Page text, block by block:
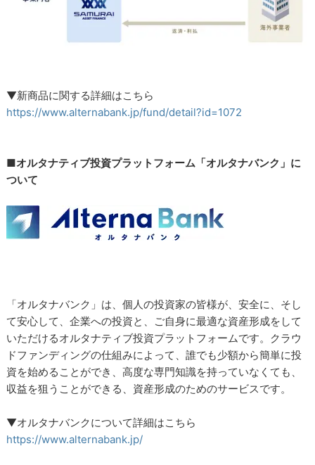
▼新商品に関する詳細はこちら
https://www.alternabank.jp/fund/detail?id=1072
■オルタナティブ投資プラットフォーム「オルタナバンク」に
ついて
「オルタナバンク」は、個人の投資家の皆様が、安全に、そし
て安心して、企業への投資と、ご自身に最適な資産形成をして
いただけるオルタナティブ投資プラットフォームです。クラウ
ドファンディングの仕組みによって、誰でも少額から簡単に投
資を始めることができ、高度な専門知識を持っていなくても、
収益を狙うことができる、資産形成のためのサービスです。
▼オルタナバンクについて詳細はこちら
https://www.alternabank.jp/